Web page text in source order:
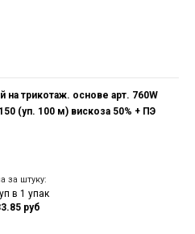
на трикотаж. основе арт. 760W
(уп. 100 м) вискоза 50% + ПЭ
за штуку:
в 1 упак
руб